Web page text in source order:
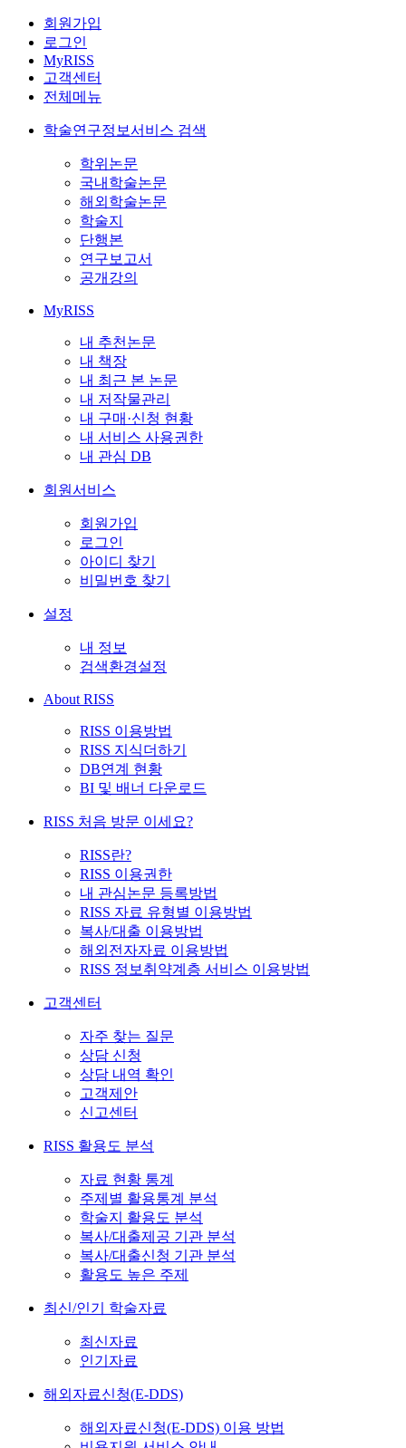
회원가입
로그인
MyRISS
고객센터
전체메뉴
학술연구정보서비스 검색
학위논문
국내학술논문
해외학술논문
학술지
단행본
연구보고서
공개강의
MyRISS
내 추천논문
내 책장
내 최근 본 논문
내 저작물관리
내 구매·신청 현황
내 서비스 사용권한
내 관심 DB
회원서비스
회원가입
로그인
아이디 찾기
비밀번호 찾기
설정
내 정보
검색환경설정
About RISS
RISS 이용방법
RISS 지식더하기
DB연계 현황
BI 및 배너 다운로드
RISS 처음 방문 이세요?
RISS란?
RISS 이용권한
내 관심논문 등록방법
RISS 자료 유형별 이용방법
복사/대출 이용방법
해외전자자료 이용방법
RISS 정보취약계층 서비스 이용방법
고객센터
자주 찾는 질문
상담 신청
상담 내역 확인
고객제안
신고센터
RISS 활용도 분석
자료 현황 통계
주제별 활용통계 분석
학술지 활용도 분석
복사/대출제공 기관 분석
복사/대출신청 기관 분석
활용도 높은 주제
최신/인기 학술자료
최신자료
인기자료
해외자료신청(E-DDS)
해외자료신청(E-DDS) 이용 방법